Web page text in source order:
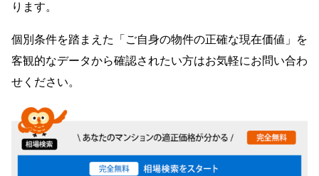
ります。
個別条件を踏まえた「ご自身の物件の正確な現在価値」を
客観的なデータから確認されたい方はお気軽にお問い合わ
せください。